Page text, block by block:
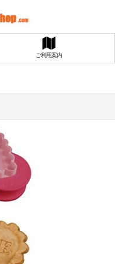
ご利用案内